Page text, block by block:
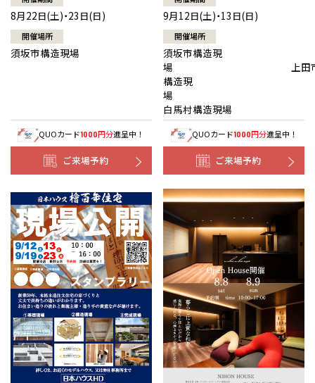
8月22日(土)・23日(日)
開催場所
須坂市構造現場
QUOカード1000円分進呈中！
ご来場予約
9月12日(土)・13日(日)
開催場所
須坂市構造現
場 上田
構造現
白馬村構造現場
QUOカード1000円分進呈中！
ご来場予約